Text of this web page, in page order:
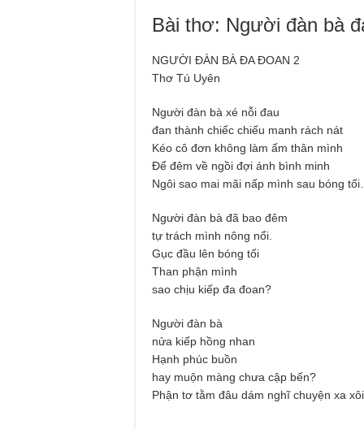
Bài thơ: Người đàn bà
NGƯỜI ĐÀN BÀ ĐA ĐOAN 2
Thơ Tú Uyên
Người đàn bà xé nỗi đau
đan thành chiếc chiếu manh rách nát
Kéo cô đơn không làm ấm thân mình
Để đêm về ngồi đợi ánh bình minh
Ngôi sao mai mãi nấp mình sau bóng
Người đàn bà đã bao đêm
tự trách mình nông nổi.
Gục đầu lên bóng tối
Than phận mình
sao chịu kiếp đa đoan?
Người đàn bà
nửa kiếp hồng nhan
Hạnh phúc buồn
hay muộn màng chưa cập bến?
Phận tơ tằm đâu dám nghĩ chuyện xa